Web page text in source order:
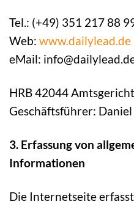
Tel.: (+49) 351 217 88
Web: www.dailylead.de
eMail:
HRB 42044
Geschäftsführer:
3. Erfassung von
Informationen
Die Internetseite